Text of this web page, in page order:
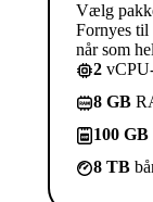
Vælg
Fornyes til
når som
2
8 GB
100 GB
8 TB